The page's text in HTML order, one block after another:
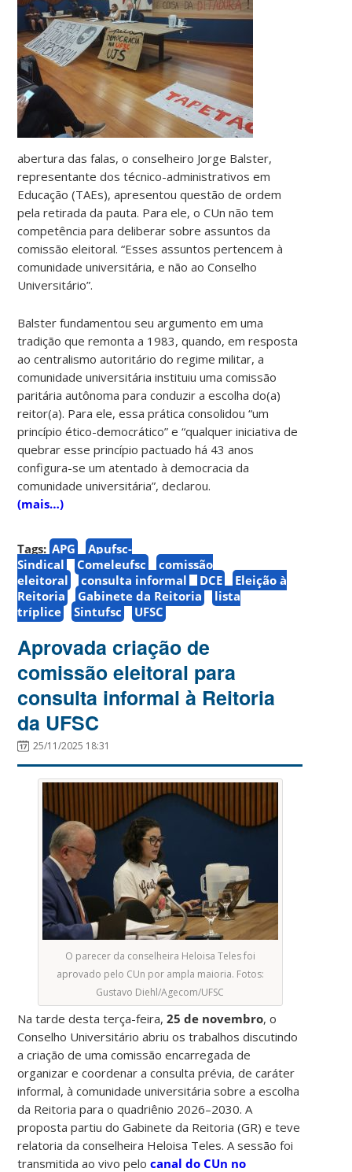
abertura das falas, o conselheiro Jorge Balster,
representante dos técnico-administrativos em
Educação (TAEs), apresentou questão de ordem
pela retirada da pauta. Para ele, o CUn não tem
competência para deliberar sobre assuntos da
comissão eleitoral. “Esses assuntos pertencem à
comunidade universitária, e não ao Conselho
Universitário”.
Balster fundamentou seu argumento em uma
tradição que remonta a 1983, quando, em resposta
ao centralismo autoritário do regime militar, a
comunidade universitária instituiu uma comissão
paritária autônoma para conduzir a escolha do(a)
reitor(a). Para ele, essa prática consolidou “um
princípio ético-democrático” e “qualquer iniciativa de
quebrar esse princípio pactuado há 43 anos
configura-se um atentado à democracia da
comunidade universitária”, declarou.
(mais…)
Tags: APG
Apufsc-
Sindical
Comeleufsc
comissão
eleitoral
consulta informal DCE
Eleição à
Reitoria
Gabinete da Reitoria
lista
tríplice
Sintufsc UFSC
Aprovada criação de
comissão eleitoral para
consulta informal à Reitoria
da UFSC
25/11/2025 18:31
O parecer da conselheira Heloisa Teles foi
aprovado pelo CUn por ampla maioria. Fotos:
Gustavo Diehl/Agecom/UFSC
Na tarde desta terça-feira,25 de novembro, o
Conselho Universitário abriu os trabalhos discutindo
a criação de uma comissão encarregada de
organizar e coordenar a consulta prévia, de caráter
informal, à comunidade universitária sobre a escolha
da Reitoria para o quadriênio 2026–2030. A
proposta partiu do Gabinete da Reitoria (GR) e teve
relatoria da conselheira Heloisa Teles. A sessão foi
transmitida ao vivo pelocanal do CUn no